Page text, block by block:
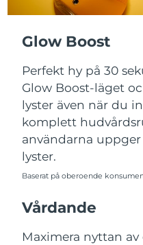
Glow Boost
Perfekt hy på 30
Glow Boost-läget
lyster även när du
komplett
användarna
lyster.
Baserat på oberoende
Vårdande
Maximera nyttan av
Thailand
Turkiet
Förenade
Arabemiraten